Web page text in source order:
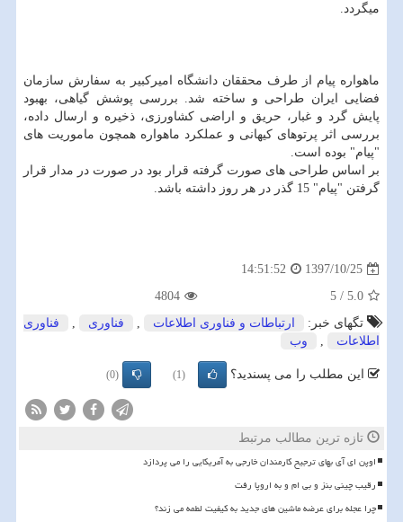
میگردد.
ماهواره پیام از طرف محققان دانشگاه امیركبیر به سفارش سازمان
فضایی ایران طراحی و ساخته شد. بررسی پوشش گیاهی، بهبود
پایش گرد و غبار، حریق و اراضی كشاورزی، ذخیره و ارسال داده،
بررسی اثر پرتوهای كیهانی و عملكرد ماهواره همچون ماموریت های
"پیام" بوده است.
بر اساس طراحی های صورت گرفته قرار بود در صورت در مدار قرار
گرفتن "پیام" 15 گذر در هر روز داشته باشد.
1397/10/25
14:51:52
5.0
/
5
4804
تگهای خبر:
ارتباطات و فناوری اطلاعات , فناوری ,
فناوری
اطلاعات
, وب
این مطلب را می پسندید؟ (1)
(0)
تازه ترین مطالب مرتبط
اوپن ای آی بهای ترجیح کارمندان خارجی به آمریکایی را می پردازد
رقیب چینی بنز و بی ام و به اروپا رفت
چرا عجله برای عرضه ماشین های جدید به کیفیت لطمه می زند؟